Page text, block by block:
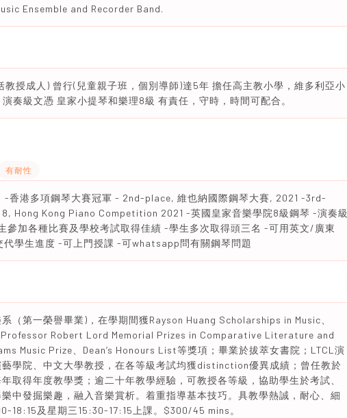
Ensemble and Recorder Band.
教授成人) 曾行(兒童親子班，個別導師)達5年 擔任高主教小學，維多利亞小
奏級文憑 皇家小提琴和樂理8級 有責任，守時，時間可配合。
有耐性
-香港多項鋼琴大賽冠軍 - 2nd-place, 維也納國際鋼琴大賽, 2021 -3rd-
Hong Kong Piano Competition 2021 -英國皇家音樂學院8級鋼琴 -演奏級
參加各種比賽及學校考試取得佳績 -學生多次取得頭三名 -可用英文/廣東
學生進度 -可上門授課 -可whatsapp問有關鋼琴問題
（第一榮譽畢業)，在學期間獲Rayson Huang Scholarships in Music、
Professor Robert Lord Memorial Prizes in Comparative Literature and
Music Prize、Dean’s Honours List等獎項；畢業於拔萃女書院；LTCL演
學院、中文大學教授，在各等級考試均獲distinction優異成績；曾任教於
取得年度教學獎；逾二十年教學經驗，可教授各等級，協助學生於考試、
中發掘樂趣，融入音樂賞析。着重指導基本技巧。具教學熱誠，耐心、細
18:15及星期三15:30-17:15上課。$300/45 mins。